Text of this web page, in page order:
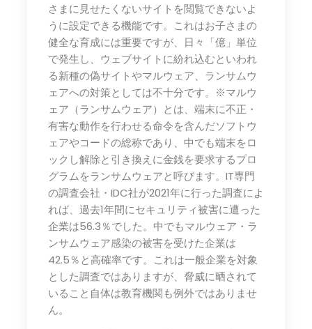
さまに見せたくないサイトを閲覧できないよ
うに設定できる機能です。これはお子さまの
健全な育成には重要ですが、日々「億」単位
で発生し、ウェブサイトに紛れ込むといわれ
る新種の偽サイトやマルウェア、ランサムウ
ェアへの対策としては不十分です。※マルウ
ェア（ランサムウェア）とは、端末に不正・
有害な動作を行わせる命令を含んだソフトウ
ェアやコードの総称であり、中でも端末をロ
ックし解除と引き換えに金銭を要求するプロ
グラムをランサムウェアと呼びます。IT専門
の調査会社・IDC社が2021年に行った調査によ
れば、過去1年間にセキュリティ被害に遭った
企業は56.3％でした。中でもマルウェア・ラ
ンサムウェア感染の被害を受けた企業は
42.5％と高確率です。これは一般企業を対象
とした調査ではありますが、脅威に晒されて
いること自体は教育機関も例外ではありませ
ん。